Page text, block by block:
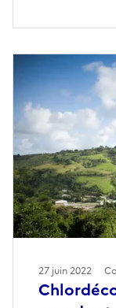
27 juin 2022